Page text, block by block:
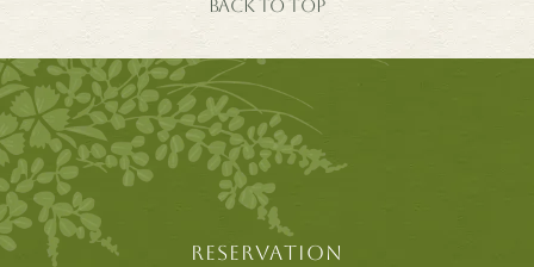
BACK TO TOP
RESERVATION